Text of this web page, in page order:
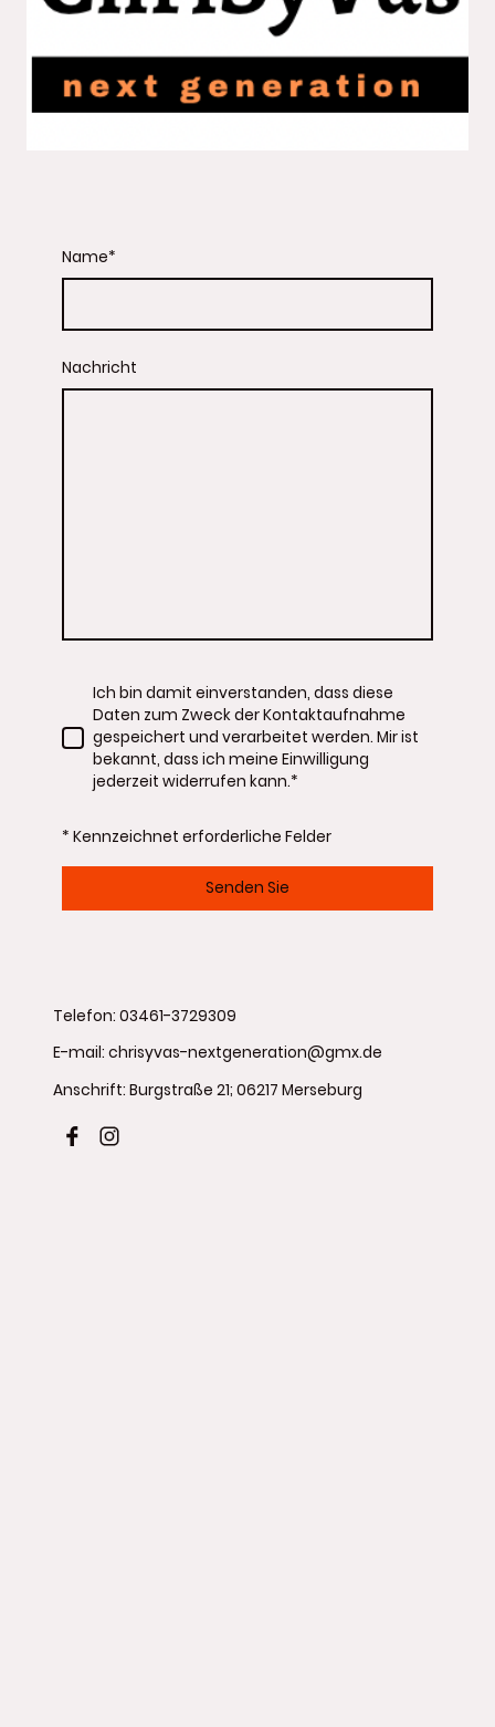
Name*
Nachricht
Ich bin damit einverstanden, dass diese
Daten zum Zweck der Kontaktaufnahme
gespeichert und verarbeitet werden. Mir ist
bekannt, dass ich meine Einwilligung
jederzeit widerrufen kann.*
* Kennzeichnet erforderliche Felder
Senden Sie
Telefon: 03461-3729309
E-mail: chrisyvas-nextgeneration@gmx.de
Anschrift: Burgstraße 21; 06217 Merseburg